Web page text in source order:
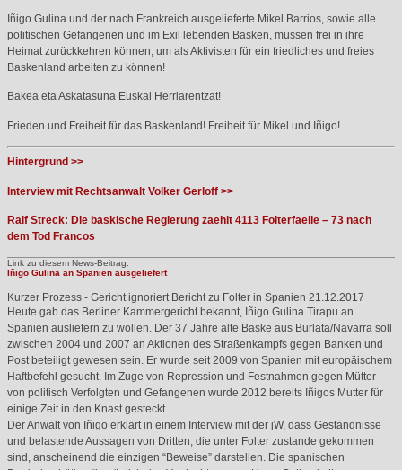
Iñigo Gulina und der nach Frankreich ausgelieferte Mikel Barrios, sowie alle
politischen Gefangenen und im Exil lebenden Basken, müssen frei in ihre
Heimat zurückkehren können, um als Aktivisten für ein friedliches und freies
Baskenland arbeiten zu können!
Bakea eta Askatasuna Euskal Herriarentzat!
Frieden und Freiheit für das Baskenland! Freiheit für Mikel und Iñigo!
Hintergrund >>
Interview mit Rechtsanwalt Volker Gerloff >>
Ralf Streck: Die baskische Regierung zaehlt 4113 Folterfaelle – 73 nach
dem Tod Francos
Link zu diesem News-Beitrag:
Iñigo Gulina an Spanien ausgeliefert
Kurzer Prozess - Gericht ignoriert Bericht zu Folter in Spanien 21.12.2017
Heute gab das Berliner Kammergericht bekannt, Iñigo Gulina Tirapu an
Spanien ausliefern zu wollen. Der 37 Jahre alte Baske aus Burlata/Navarra soll
zwischen 2004 und 2007 an Aktionen des Straßenkampfs gegen Banken und
Post beteiligt gewesen sein. Er wurde seit 2009 von Spanien mit europäischem
Haftbefehl gesucht. Im Zuge von Repression und Festnahmen gegen Mütter
von politisch Verfolgten und Gefangenen wurde 2012 bereits Iñigos Mutter für
einige Zeit in den Knast gesteckt.
Der Anwalt von Iñigo erklärt in einem Interview mit der jW, dass Geständnisse
und belastende Aussagen von Dritten, die unter Folter zustande gekommen
sind, anscheinend die einzigen “Beweise” darstellen. Die spanischen